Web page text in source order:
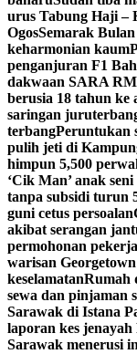
urus Tabung Haji –
OgosSemarak
keharmonian kaum
penganjuran F1
dakwaan SARA
berusia 18 tahun ke
saringan
terbangPeruntukan
pulih jeti di
himpun 5,500
‘Cik Man’ anak
tanpa subsidi turun
guni cetus persoalan
akibat serangan
permohonan
warisan
keselamatanRumah
sewa dan pinjaman
Sarawak di Istana
laporan kes
Sarawak menerusi